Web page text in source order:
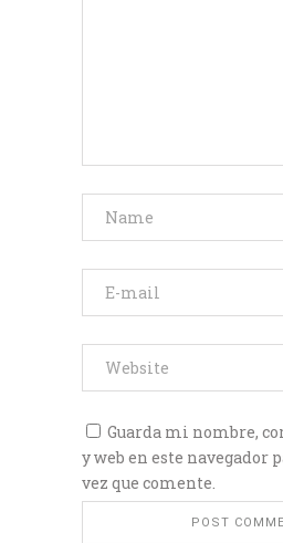
Guarda mi nombre,
y web en este navegador
vez que comente.